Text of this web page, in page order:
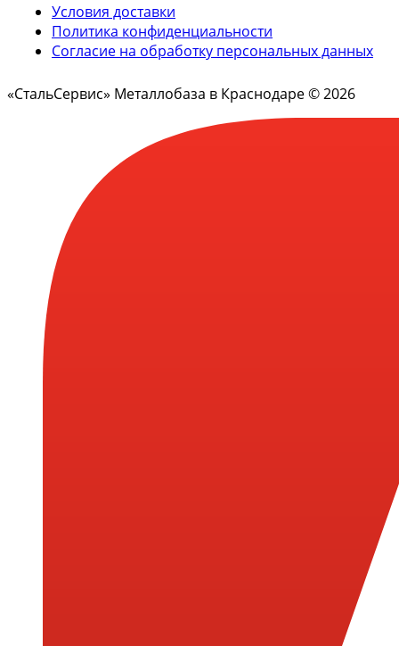
Условия доставки
Политика конфиденциальности
Согласие на обработку персональных данных
«СтальСервис» Металлобаза в Краснодаре © 2026